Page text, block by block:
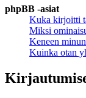
phpBB -asiat
Kuka kirjoitti
Miksi
Keneen
Kuinka otan